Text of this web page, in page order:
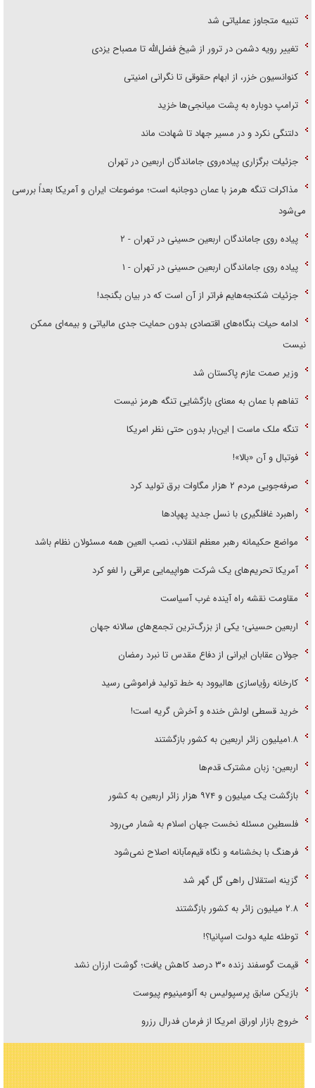
تنبیه متجاوز عملیاتی شد
تغییر رویه دشمن در ترور از شیخ فضل‌الله تا مصباح یزدی
کنوانسیون خزر، از ابهام حقوقی تا نگرانی امنیتی
ترامپ دوباره به پشت میانجی‌ها خزید
دلتنگی نکرد و در مسیر جهاد تا شهادت ماند
جزئیات برگزاری پیاده‌روی جاماندگان اربعین در تهران
مذاکرات تنگه هرمز با عمان دوجانبه است؛ موضوعات ایران و آمریکا بعداً بررسی
می‌شود
پیاده روی جاماندگان اربعین حسینی در تهران - ۲
پیاده روی جاماندگان اربعین حسینی در تهران - ۱
جزئیات شکنجه‌هایم فراتر از آن است که در بیان بگنجد!
ادامه حیات بنگاه‌های اقتصادی بدون حمایت جدی مالیاتی و بیمه‌ای ممکن
نیست
وزیر صمت عازم پاکستان شد
تفاهم با عمان به معنای بازگشایی تنگه هرمز نیست
تنگه ملک ماست | این‌بار بدون حتی نظر امریکا
فوتبال و آن «بالا»!
صرفه‌جویی مردم ۲ هزار مگاوات برق تولید کرد
راهبرد غافلگیری با نسل جدید پهپاد‌ها
مواضع حکیمانه رهبر معظم انقلاب، نصب العین همه مسئولان نظام باشد
آمریکا تحریم‌های یک شرکت هواپیمایی عراقی را لغو کرد
مقاومت نقشه راه آینده غرب آسیاست
اربعین حسینی؛ یکی از بزرگ‌ترین تجمع‌های سالانه جهان
جولان عقابان ایرانی از دفاع مقدس تا نبرد رمضان
کارخانه رؤیاسازی هالیوود به خط تولید فراموشی رسید
خرید قسطی اولش خنده و آخرش گریه است!
۱.۸میلیون زائر اربعین به کشور بازگشتند
اربعین؛ زبان مشترک قدم‌ها
بازگشت یک میلیون و ۹۷۴ هزار زائر اربعین به کشور
فلسطین مسئله نخست جهان اسلام به شمار می‌رود
فرهنگ با بخشنامه و نگاه قیم‌مآبانه اصلاح نمی‌شود
گزینه استقلال راهی گل گهر شد
۲.۸ میلیون زائر به کشور بازگشتند
توطئه علیه دولت اسپانیا؟!
قیمت گوسفند زنده ۳۰ درصد کاهش یافت؛ گوشت ارزان نشد
بازیکن سابق پرسپولیس به آلومینیوم پیوست
خروج بازار اوراق امریکا از فرمان فدرال رزرو